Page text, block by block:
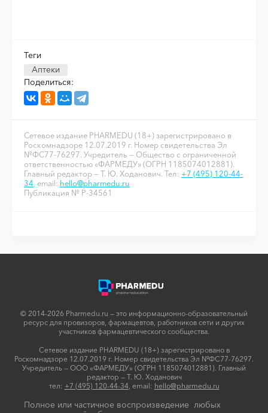
Теги
Аптеки
Поделиться:
Сетевое издание PHARMEDU (18+) зарегистрировано в
Роскомнадзоре 12.07.2019 г. Номер свидетельства Эл
№ФС77-76297. Учредитель — Общество с ограниченной
ответственностью «ФАРМЕДУ» (ОГРН 1185074012881).
Главный редактор — Т. Ю. Ходанович. Тел: +7 (495) 120-44-
34 , email: hello@pharmedu.ru
Публикация № P-34561
© 2014-2026 Pharmedu.ru — это информационно-образовательный
ресурс для провизоров, фармацевтов, работников сети и других
участников фармацевтического сообщества.
Сетевое издание PHARMEDU (18+) зарегистрировано в
Роскомнадзоре 12.07.2019 г. Номер свидетельства Эл №ФС77-76297.
Учредитель — ООО «ФАРМЕДУ» (ОГРН 1185074012881). Главный
редактор — Т. Ю. Ходанович
тел: +7 (495) 120-44-34, email: hello@pharmedu.ru
Полное или частичное воспроизведение любых